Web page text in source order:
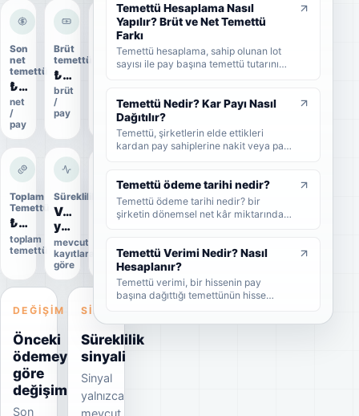
Son
net
temettü
₺0,099
net
/
pay
Brüt
temettü
₺0,11
brüt
/
pay
Dağıtım
oranı
oranı
Toplam
Temettü
₺3,9 Mn
toplam
temettü
Süreklilik
Veri
yetersiz
mevcut
kayıtlara
göre
Uygulama
durumu
DEĞIŞIM
Önceki
ödemeye
göre
değişim
Son
SINYAL
Süreklilik
sinyali
Sinyal
yalnızca
mevcut
alındığını, hak kullanım tarihi, kayıt
tarihi ve ödeme tarihi arasındaki farkı
ve yatırımcıların nelere dikkat etmesi
gerektiğini sade şekilde bulabilirsiniz.
Temettü Hesaplama Nasıl
Yapılır? Brüt ve Net Temettü
Farkı
Temettü hesaplama, sahip olunan lot
sayısı ile pay başına temettü tutarının
verimi ve örnek hesaplama adımlarını
sade şekilde bulabilirsiniz.
Temettü Nedir? Kar Payı Nasıl
Dağıtılır?
Temettü, şirketlerin elde ettikleri
kardan pay sahiplerine nakit veya pay
nasıl dağıtıldığını, brüt-net temettü
farkını, temettü tarihlerini ve
yatırımcıların dikkat etmesi
gerekenleri sade şekilde bulabilirsiniz.
Temettü ödeme tarihi nedir?
Temettü ödeme tarihi nedir? bir
şirketin dönemsel net kâr miktarından
Temettü Verimi Nedir? Nasıl
Hesaplanır?
Temettü verimi, bir hissenin pay
başına dağıttığı temettünün hisse
göstergedir. Bu rehberde temettü
veriminin nasıl hesaplandığını, yüksek
temettü veriminin ne anlama geldiğini
ve yatırımcıların bu oranı nasıl